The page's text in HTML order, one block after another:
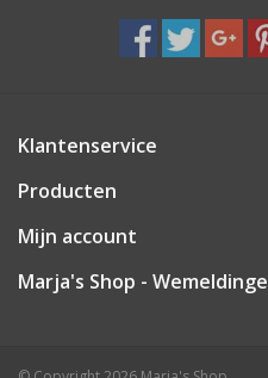
Speelgoed & hobby
Cadeau & feest
Contact/Locatie
Klantenservice
Producten
Mijn account
Marja's Shop - Wemeldinge